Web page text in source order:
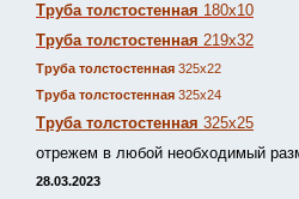
Труба толстостенная 180х10
Труба толстостенная 219х32
Труба толстостенная 325х22
Труба толстостенная 325х24
Труба толстостенная 325х25
отрежем в любой необходимый
28.03.2023